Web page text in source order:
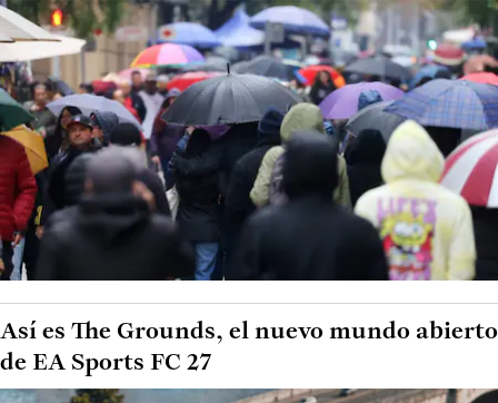
Así es The Grounds, el nuevo mundo abierto
de EA Sports FC 27